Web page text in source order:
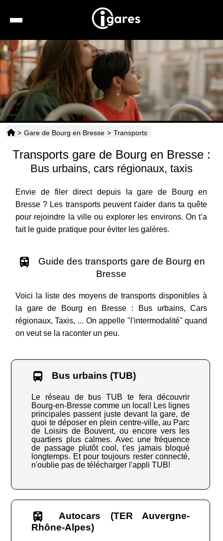
Recherche
Location de voiture
Hôtels
Taxis
Transports
Horaires
> Gare de Bourg en Bresse > Transports
Transports gare de Bourg en Bresse :
Bus urbains, cars régionaux, taxis
Envie de filer direct depuis la gare de Bourg en
Bresse ? Les transports peuvent t'aider dans ta quête
pour rejoindre la ville ou explorer les environs. On t’a
fait le guide pratique pour éviter les galères.
Guide des transports gare de Bourg en
Bresse
Voici la liste des moyens de transports disponibles à
la gare de Bourg en Bresse : Bus urbains, Cars
régionaux, Taxis, ... On appelle "l'intermodalité" quand
on veut se la raconter un peu.
Bus urbains (TUB)
Le réseau de bus TUB te fera découvrir
Bourg-en-Bresse comme un local! Les lignes
principales passent juste devant la gare, de
quoi te déposer en plein centre-ville, au Parc
de Loisirs de Bouvent, ou encore vers les
quartiers plus calmes. Avec une fréquence
de passage plutôt cool, t'es jamais bloqué
longtemps. Et pour toujours rester connecté,
n'oublie pas de télécharger l'appli TUB!
Autocars (TER Auvergne-
Rhône-Alpes)